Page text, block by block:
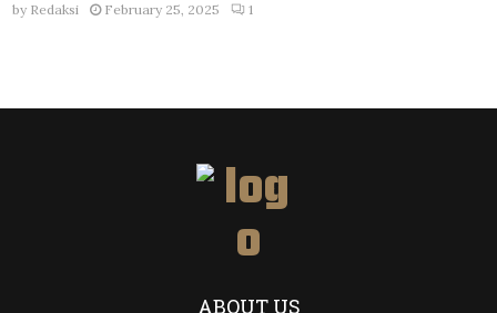
by Redaksi February 25, 2025 1
ABOUT US